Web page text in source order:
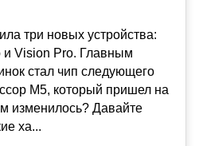
три новых устройства:
и Vision Pro. Главным
стал чип следующего
M5, который пришел на
изменилось? Давайте
ха...